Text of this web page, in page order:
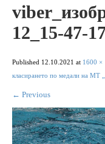
12_15-47-
Published 12.10.2021 at 1600 ×
класирането по медали на МТ
← Previous